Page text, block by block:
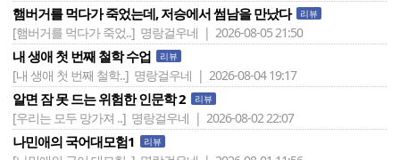
햄버거를 먹다가 죽었는데, 저승에서 썸남을 만났다 리뷰
[햄버거를 먹다가 죽었..] 명랑걸우네 | 2026-08-05 21:50
내 생애 첫 번째 철학 수업 리뷰
[내 생애 첫 번째 철학..] 명랑걸우네 | 2026-08-04 19:17
알면 잠 못 드는 위험한 인문학 2 리뷰
[우리는 모두 망가져 ..] 명랑걸우네 | 2026-08-02 22:07
나민애의 국어대모험1 리뷰